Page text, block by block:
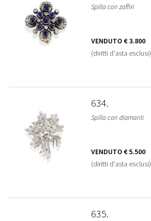
Spilla con zaffiri
VENDUTO € 3.800
(diritti d'asta esclusi)
634
Spilla con diamanti
VENDUTO € 5.500
(diritti d'asta esclusi)
635